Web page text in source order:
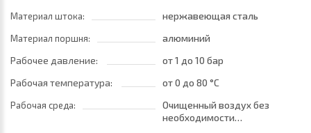
Материал штока: нержавеющая сталь
Материал поршня:
алюминий
Рабочее давление:
от 1 до 10 бар
Рабочая температура:
от 0 до 80 °C
Рабочая среда:
Очищенный воздух без
необходимости